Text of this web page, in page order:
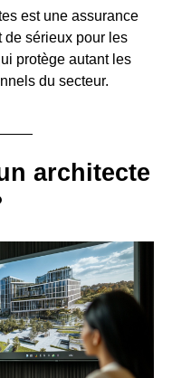
est une assurance
de sérieux pour les
protège autant les
du secteur.
architecte